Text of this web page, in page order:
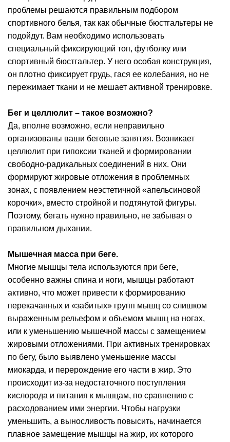
проблемы решаются правильным подбором
спортивного белья, так как обычные бюстгальтеры не
подойдут. Вам необходимо использовать
специальный фиксирующий топ, футболку или
спортивный бюстгальтер. У него особая конструкция,
он плотно фиксирует грудь, гася ее колебания, но не
пережимает ткани и не мешает активной тренировке.
Бег и целлюлит – такое возможно?
Да, вполне возможно, если неправильно
организованы ваши беговые занятия. Возникает
целлюлит при гипоксии тканей и формировании
свободно-радикальных соединений в них. Они
формируют жировые отложения в проблемных
зонах, с появлением неэстетичной «апельсиновой
корочки», вместо стройной и подтянутой фигуры.
Поэтому, бегать нужно правильно, не забывая о
правильном дыхании.
Мышечная масса при беге.
Многие мышцы тела используются при беге,
особенно важны спина и ноги, мышцы работают
активно, что может привести к формированию
перекачанных и «забитых» групп мышц со слишком
выраженным рельефом и объемом мышц на ногах,
или к уменьшению мышечной массы с замещением
жировыми отложениями. При активных тренировках
по бегу, было выявлено уменьшение массы
миокарда, и перерождение его части в жир. Это
происходит из-за недостаточного поступления
кислорода и питания к мышцам, по сравнению с
расходованием ими энергии. Чтобы нагрузки
уменьшить, а выносливость повысить, начинается
плавное замещение мышцы на жир, их которого